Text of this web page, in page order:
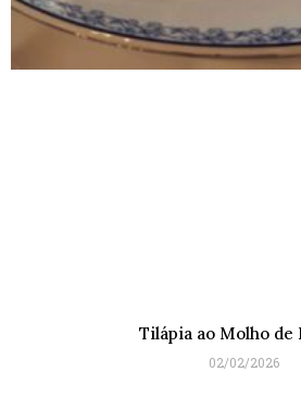
Tilápia ao Molho de
02/02/2026